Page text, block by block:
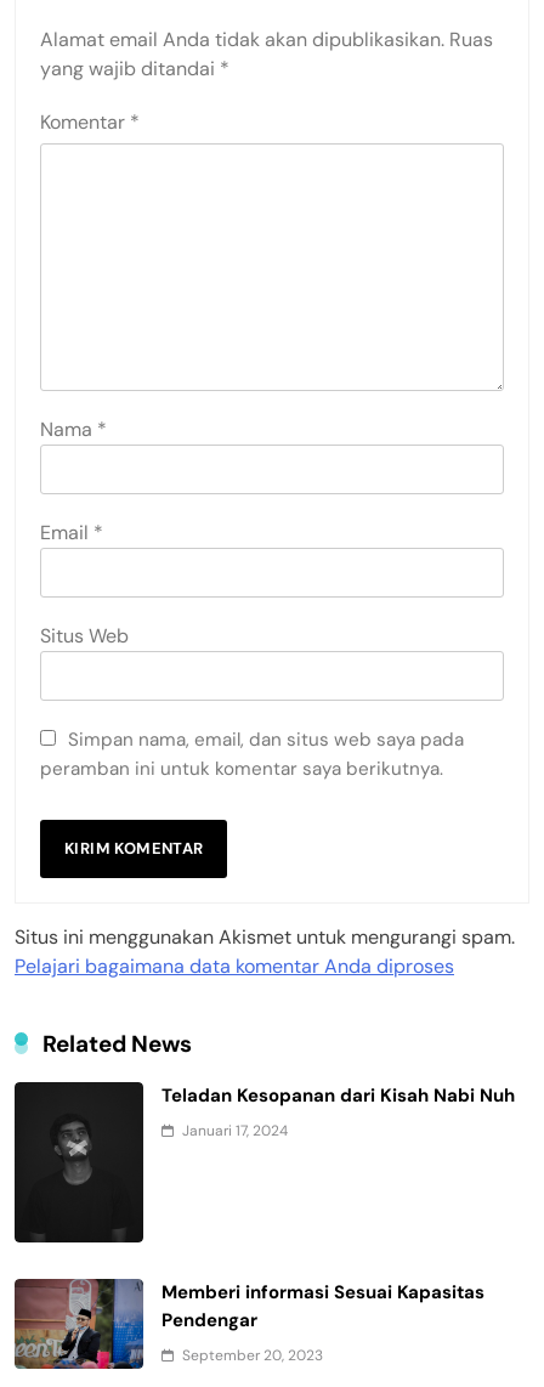
Alamat email Anda tidak akan dipublikasikan. Ruas
yang wajib ditandai *
Komentar *
Nama *
Email *
Situs Web
Simpan nama, email, dan situs web saya pada
peramban ini untuk komentar saya berikutnya.
Situs ini menggunakan Akismet untuk mengurangi spam.
Pelajari bagaimana data komentar Anda diproses
Related News
Teladan Kesopanan dari Kisah Nabi Nuh
Januari 17, 2024
Memberi informasi Sesuai Kapasitas
Pendengar
September 20, 2023